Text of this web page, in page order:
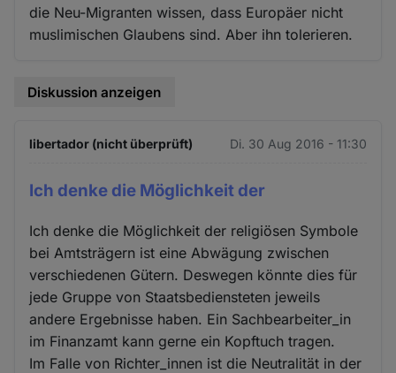
die Neu-Migranten wissen, dass Europäer nicht
muslimischen Glaubens sind. Aber ihn tolerieren.
Diskussion anzeigen
libertador (nicht überprüft) Di. 30 Aug 2016 - 11:30
Ich denke die Möglichkeit der
Ich denke die Möglichkeit der religiösen Symbole
bei Amtsträgern ist eine Abwägung zwischen
verschiedenen Gütern. Deswegen könnte dies für
jede Gruppe von Staatsbediensteten jeweils
andere Ergebnisse haben. Ein Sachbearbeiter_in
im Finanzamt kann gerne ein Kopftuch tragen.
Im Falle von Richter_innen ist die Neutralität in der